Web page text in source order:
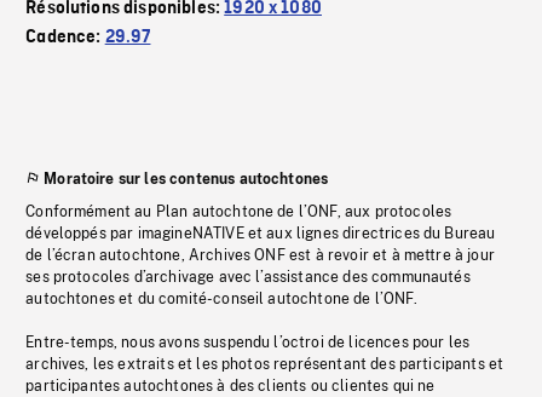
Résolutions disponibles:1920 x 1080
Cadence: 29.97
Moratoire sur les contenus autochtones
Conformément au Plan autochtone de l’ONF, aux protocoles
développés par imagineNATIVE et aux lignes directrices du Bureau
de l’écran autochtone, Archives ONF est à revoir et à mettre à jour
ses protocoles d’archivage avec l’assistance des communautés
autochtones et du comité-conseil autochtone de l’ONF.
Entre-temps, nous avons suspendu l’octroi de licences pour les
archives, les extraits et les photos représentant des participants et
participantes autochtones à des clients ou clientes qui ne